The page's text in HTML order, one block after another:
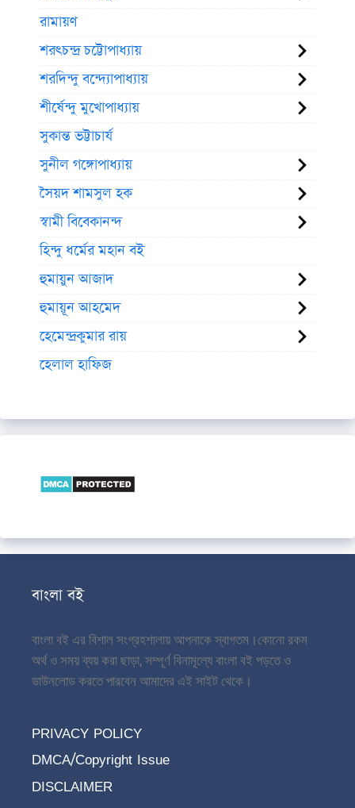
রামায়ণ
শরৎচন্দ্র চট্টোপাধ্যায়
শরদিন্দু বন্দ্যোপাধ্যায়
শীর্ষেন্দু মুখোপাধ্যায়
সুকান্ত ভট্টাচার্য
সুনীল গঙ্গোপাধ্যায়
সৈয়দ শামসুল হক
স্বামী বিবেকানন্দ
হিন্দু ধর্মের মহান বই
হুমায়ুন আজাদ
হুমায়ূন আহমেদ
হেমেন্দ্রকুমার রায়
হেলাল হাফিজ
বাংলা বই
বাংলা বই এর বিশাল সংগ্রহশালায় আপনাকে স্বাগতম।কোনো রকম
অর্থ ও সময় ব্যয় করা ছাড়া, সম্পূর্ণ বিনামূল্যে বাংলা বই পড়তে ও
ডাউনলোড করতে পারবেন আমাদের এই সাইট থেকে।
PRIVACY POLICY
DMCA/Copyright Issue
DISCLAIMER